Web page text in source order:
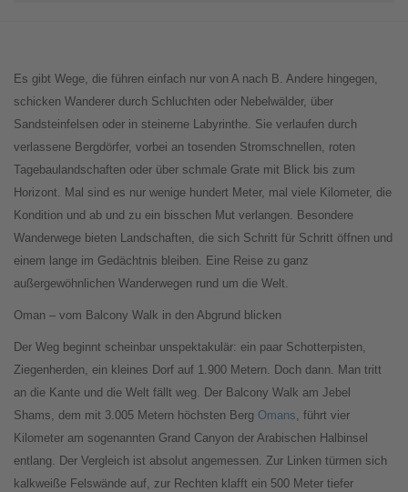
Es gibt Wege, die führen einfach nur von A nach B. Andere hingegen,
schicken Wanderer durch Schluchten oder Nebelwälder, über
Sandsteinfelsen oder in steinerne Labyrinthe. Sie verlaufen durch
verlassene Bergdörfer, vorbei an tosenden Stromschnellen, roten
Tagebaulandschaften oder über schmale Grate mit Blick bis zum
Horizont. Mal sind es nur wenige hundert Meter, mal viele Kilometer, die
Kondition und ab und zu ein bisschen Mut verlangen. Besondere
Wanderwege bieten Landschaften, die sich Schritt für Schritt öffnen und
einem lange im Gedächtnis bleiben. Eine Reise zu ganz
außergewöhnlichen Wanderwegen rund um die Welt.
Oman – vom Balcony Walk in den Abgrund blicken
Der Weg beginnt scheinbar unspektakulär: ein paar Schotterpisten,
Ziegenherden, ein kleines Dorf auf 1.900 Metern. Doch dann. Man tritt
an die Kante und die Welt fällt weg. Der Balcony Walk am Jebel
Shams, dem mit 3.005 Metern höchsten Berg Omans, führt vier
Kilometer am sogenannten Grand Canyon der Arabischen Halbinsel
entlang. Der Vergleich ist absolut angemessen. Zur Linken türmen sich
kalkweiße Felswände auf, zur Rechten klafft ein 500 Meter tiefer